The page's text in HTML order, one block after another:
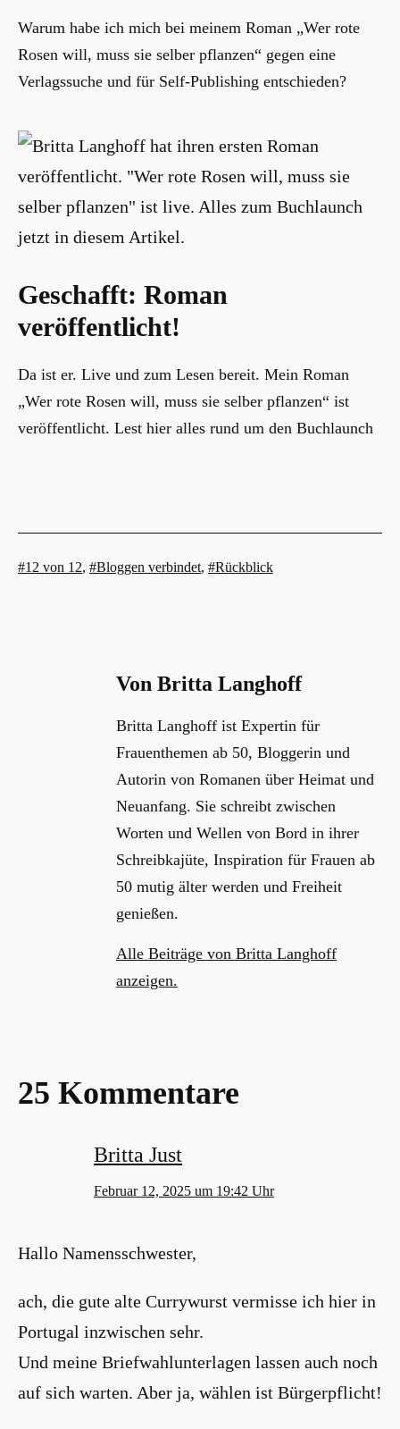
Warum habe ich mich bei meinem Roman „Wer rote
Rosen will, muss sie selber pflanzen“ gegen eine
Verlagssuche und für Self-Publishing entschieden?
Geschafft: Roman
veröffentlicht!
Da ist er. Live und zum Lesen bereit. Mein Roman
„Wer rote Rosen will, muss sie selber pflanzen“ ist
veröffentlicht. Lest hier alles rund um den Buchlaunch
Verschlagwortet
12 von 12, Bloggen verbindet, Rückblick
Von Britta Langhoff
Britta Langhoff ist Expertin für
Frauenthemen ab 50, Bloggerin und
Autorin von Romanen über Heimat und
Neuanfang. Sie schreibt zwischen
Worten und Wellen von Bord in ihrer
Schreibkajüte, Inspiration für Frauen ab
50 mutig älter werden und Freiheit
genießen.
Alle Beiträge von Britta Langhoff
anzeigen.
25 Kommentare
Britta Just
Februar 12, 2025 um 19:42 Uhr
Hallo Namensschwester,
ach, die gute alte Currywurst vermisse ich hier in
Portugal inzwischen sehr.
Und meine Briefwahlunterlagen lassen auch noch
auf sich warten. Aber ja, wählen ist Bürgerpflicht!